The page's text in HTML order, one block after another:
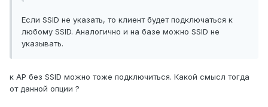
Если SSID не указать, то клиент будет подключаться к
любому SSID. Аналогично и на базе можно SSID не
указывать.
к AP без SSID можно тоже подключиться. Какой смысл тогда
от данной опции ?